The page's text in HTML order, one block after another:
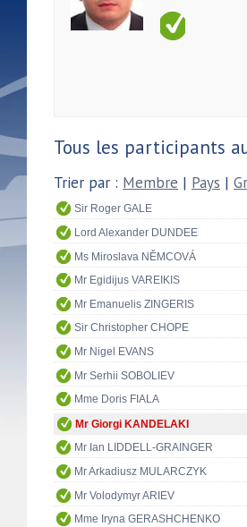
Tous les participants
Trier par : Membre | Pays |
Sir Roger GALE
Lord Alexander DUNDEE
Ms Miroslava NĚMCOVÁ
Mr Egidijus VAREIKIS
Mr Emanuelis ZINGERIS
Sir Christopher CHOPE
Mr Nigel EVANS
Mr Serhii SOBOLIEV
Mme Doris FIALA
Mr Giorgi KANDELAKI
Mr Ian LIDDELL-GRAINGER
Mr Arkadiusz MULARCZYK
Mr Volodymyr ARIEV
Mme Iryna GERASHCHENKO